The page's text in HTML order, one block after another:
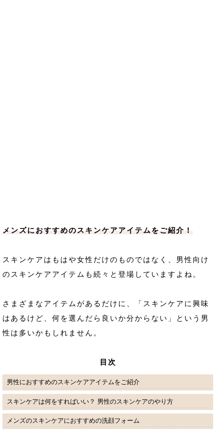
メンズにおすすめのスキンケアアイテムをご紹介！
スキンケアはもはや女性だけのものではなく、男性向け
のスキンケアアイテムも続々と登場していますよね。
さまざまなアイテムがあるだけに、「スキンケアに興味
はあるけど、何を選んだら良いか分からない」という男
性は多いかもしれません。
目次
男性におすすめのスキンケアアイテムをご紹介
スキンケアは何をすればいい？ 男性のスキンケアのやり方
メンズのスキンケアにおすすめの洗顔フォーム